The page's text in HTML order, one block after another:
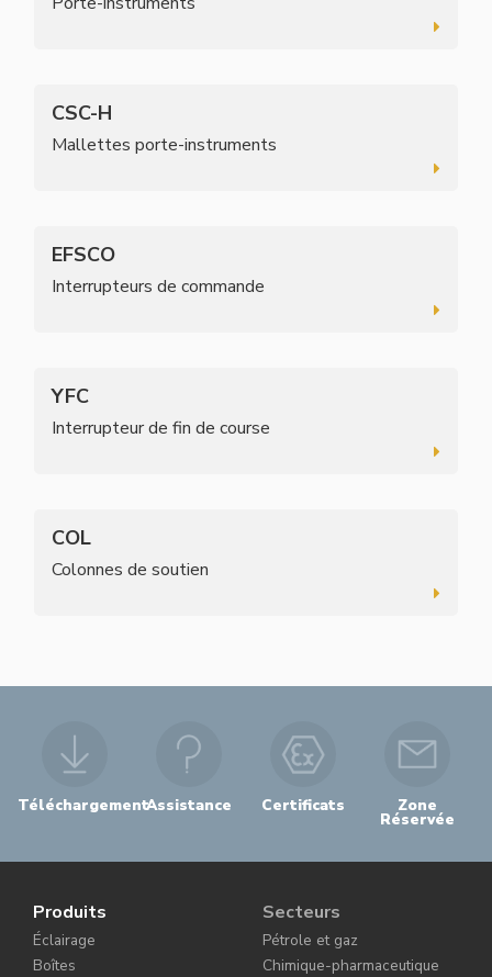
CSC-H
Mallettes porte-instruments
EFSCO
Interrupteurs de commande
YFC
Interrupteur de fin de course
COL
Colonnes de soutien
TéléchargementAssistance Certificats Zone
Réservée
Produits
Éclairage
Boîtes
Secteurs
Pétrole et gaz
Chimique-pharmaceutique